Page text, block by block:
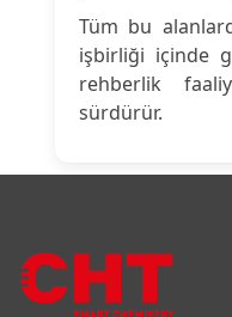
Tüm bu
işbirliği içinde
rehberlik
sürdürür.